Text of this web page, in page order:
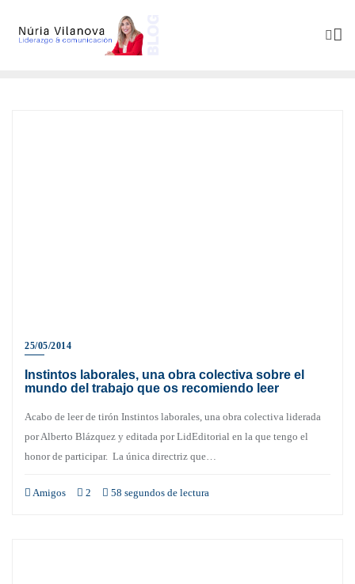
25/05/2014
Instintos laborales, una obra colectiva sobre el
mundo del trabajo que os recomiendo leer
Acabo de leer de tirón Instintos laborales, una obra colectiva liderada
por Alberto Blázquez y editada por LidEditorial en la que tengo el
honor de participar. La única directriz que…
Amigos 2 58 segundos de lectura